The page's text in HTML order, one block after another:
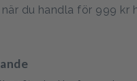
du handla för 999 kr